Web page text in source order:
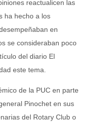
reactualicen las
ha hecho a los
en
se consideraban poco
del diario El
este tema.
de la PUC en parte
Pinochet en sus
del Rotary Club o